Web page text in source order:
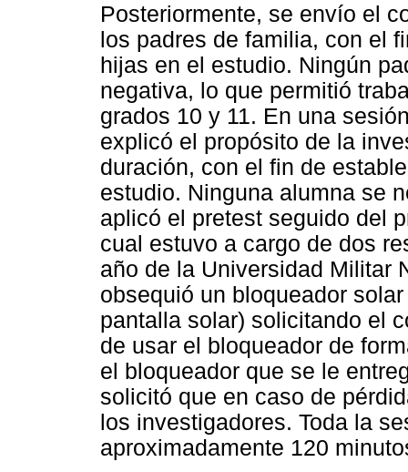
Posteriormente, se envío el
los padres de familia, con el
hijas en el estudio. Ningún
negativa, lo que permitió
grados 10 y 11. En una
explicó el propósito de la
duración, con el fin de
estudio. Ninguna alumna se
aplicó el pretest seguido del
cual estuvo a cargo de dos
año de la Universidad Militar
obsequió un bloqueador
pantalla solar) solicitando el
de usar el bloqueador de
el bloqueador que se le
solicitó que en caso de
los investigadores. Toda la
aproximadamente 120